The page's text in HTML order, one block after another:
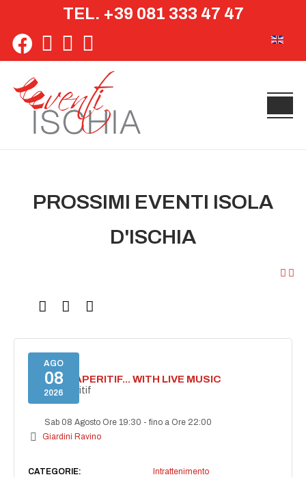
TEL. +39 081 333 47 47
PROSSIMI EVENTI ISOLA
D'ISCHIA
AGO
08
2026
SECRET APERITIF... WITH LIVE MUSIC
Secret aperitif
Sab 08 Agosto Ore 19:30 -fino a Ore 22:00
Giardini Ravino
CATEGORIE:
Intrattenimento